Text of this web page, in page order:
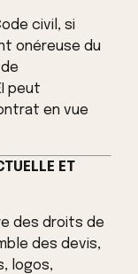
civil, si
onéreuse du
peut
en vue
ET
des droits de
des devis,
logos,